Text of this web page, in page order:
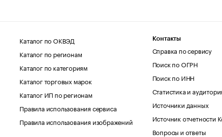
Каталог по ОКВЭД
Каталог по регионам
Каталог по категориям
Каталог торговых марок
Каталог ИП по регионам
Правила использования сервиса
Правила использования изображений
Контакты
Справка по сервису
Поиск по ОГРН
Поиск по ИНН
Статистика и
Источники данных
Источник отчетности
Вопросы и ответы